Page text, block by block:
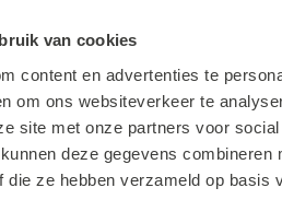
van cookies
content en advertenties te
om ons websiteverkeer te
site met onze partners voor
deze gegevens combineren
die ze hebben verzameld op basis